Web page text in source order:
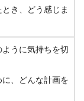
き、どう感じま
ように気持ちを切
に、どんな計画を